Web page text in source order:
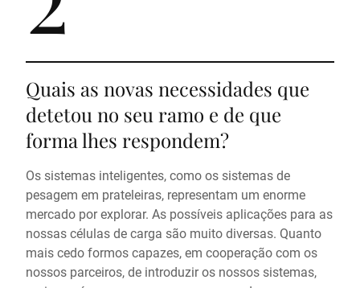
Quais as novas necessidades que
detetou no seu ramo e de que
forma lhes respondem?
Os sistemas inteligentes, como os sistemas de
pesagem em prateleiras, representam um enorme
mercado por explorar. As possíveis aplicações para as
nossas células de carga são muito diversas. Quanto
mais cedo formos capazes, em cooperação com os
nossos parceiros, de introduzir os nossos sistemas,